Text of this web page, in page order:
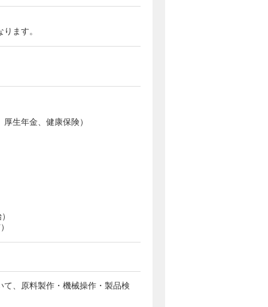
ます。
生年金、健康保険）
て、原料製作・機械操作・製品検